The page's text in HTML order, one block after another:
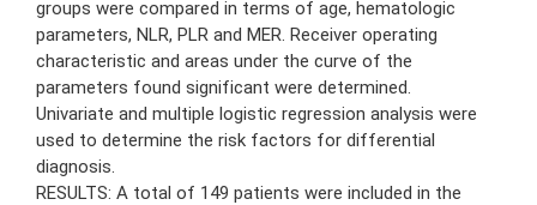
groups were compared in terms of age, hematologic
parameters, NLR, PLR and MER. Receiver operating
characteristic and areas under the curve of the
parameters found significant were determined.
Univariate and multiple logistic regression analysis were
used to determine the risk factors for differential
diagnosis.
RESULTS: A total of 149 patients were included in the